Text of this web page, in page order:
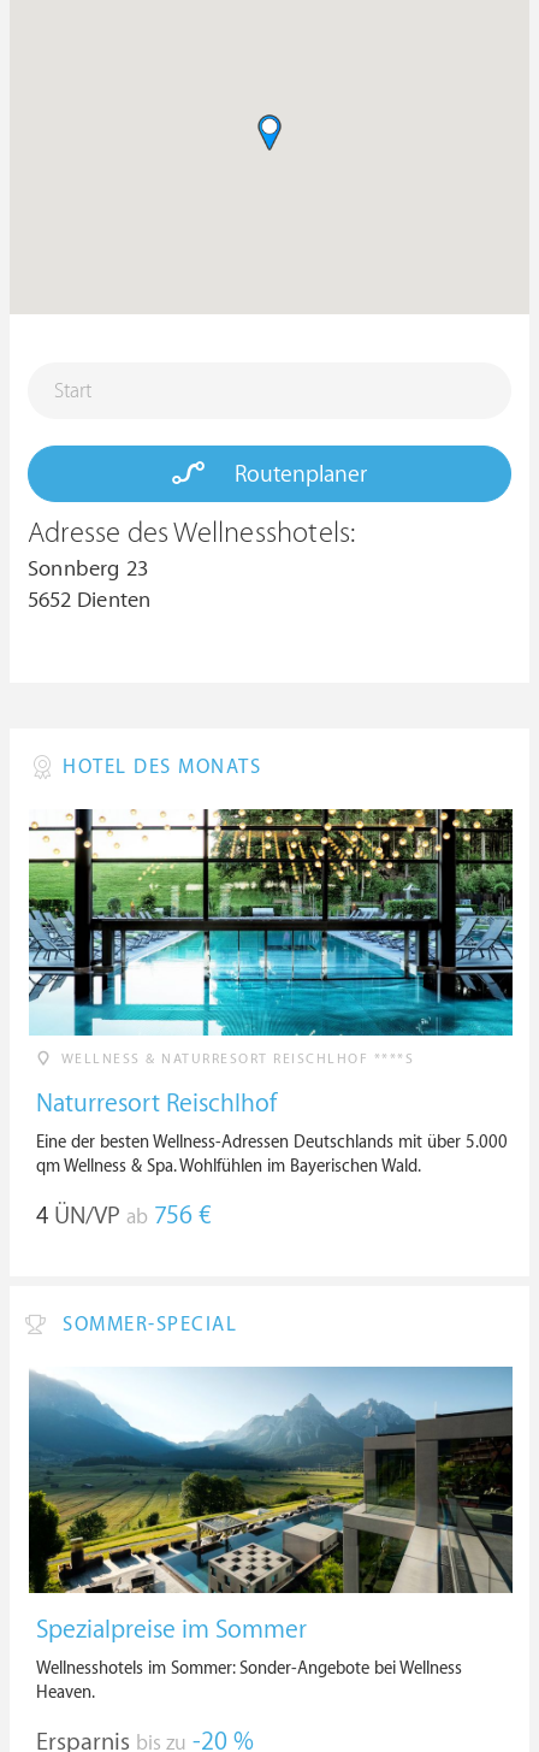
Routenplaner
Adresse des Wellnesshotels:
Sonnberg 23
5652 Dienten
HOTEL DES MONATS
WELLNESS & NATURRESORT REISCHLHOF ****S
Naturresort Reischlhof
Eine der besten Wellness-Adressen Deutschlands mit über 5.000
qm Wellness & Spa. Wohlfühlen im Bayerischen Wald.
4 ÜN/VP ab 756 €
SOMMER-SPECIAL
Spezialpreise im Sommer
Wellnesshotels im Sommer: Sonder-Angebote bei Wellness
Heaven.
Ersparnis bis zu -20 %